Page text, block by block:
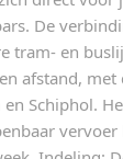
De
tram- en
afstand, met
Schiphol.
vervoer